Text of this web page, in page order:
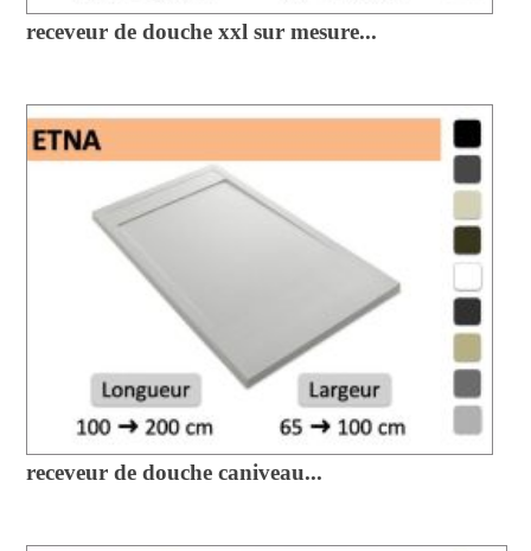
receveur de douche xxl sur mesure...
receveur de douche caniveau...